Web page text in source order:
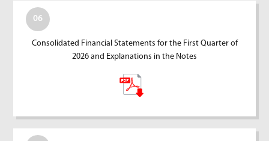
06
Consolidated Financial Statements for the First Quarter of
2026 and Explanations in the Notes